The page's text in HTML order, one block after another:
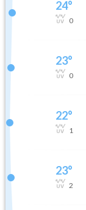
24°
0
23°
0
22°
1
23°
2